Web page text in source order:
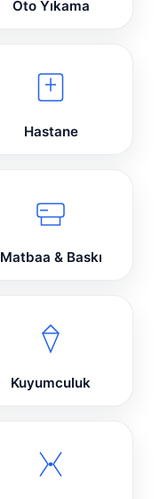
Oto Yıkama
Hastane
Matbaa & Baskı
Kuyumculuk